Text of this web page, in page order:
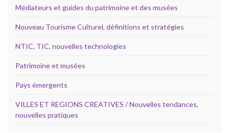
Médiateurs et guides du patrimoine et des musées
Nouveau Tourisme Culturel, définitions et stratégies
NTIC, TIC, nouvelles technologies
Patrimoine et musées
Pays émergents
VILLES ET REGIONS CREATIVES / Nouvelles tendances,
nouvelles pratiques